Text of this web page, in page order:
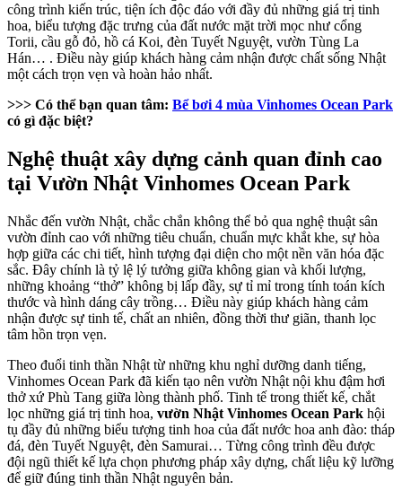
công trình kiến trúc, tiện ích độc đáo với đầy đủ những giá trị tinh
hoa, biểu tượng đặc trưng của đất nước mặt trời mọc như cổng
Torii, cầu gỗ đỏ, hồ cá Koi, đèn Tuyết Nguyệt, vườn Tùng La
Hán… . Điều này giúp khách hàng cảm nhận được chất sống Nhật
một cách trọn vẹn và hoàn hảo nhất.
>>> Có thể bạn quan tâm: Bể bơi 4 mùa Vinhomes Ocean Park
có gì đặc biệt?
Nghệ thuật xây dựng cảnh quan đỉnh cao
tại Vườn Nhật Vinhomes Ocean Park
Nhắc đến vườn Nhật, chắc chắn không thể bỏ qua nghệ thuật sân
vườn đỉnh cao với những tiêu chuẩn, chuẩn mực khắt khe, sự hòa
hợp giữa các chi tiết, hình tượng đại diện cho một nền văn hóa đặc
sắc. Đây chính là tỷ lệ lý tưởng giữa không gian và khối lượng,
những khoảng “thở” không bị lấp đầy, sự tỉ mỉ trong tính toán kích
thước và hình dáng cây trồng… Điều này giúp khách hàng cảm
nhận được sự tinh tế, chất an nhiên, đồng thời thư giãn, thanh lọc
tâm hồn trọn vẹn.
Theo đuổi tinh thần Nhật từ những khu nghỉ dưỡng danh tiếng,
Vinhomes Ocean Park đã kiến tạo nên vườn Nhật nội khu đậm hơi
thở xứ Phù Tang giữa lòng thành phố. Tinh tế trong thiết kế, chắt
lọc những giá trị tinh hoa, vườn Nhật Vinhomes Ocean Park hội
tụ đầy đủ những biểu tượng tinh hoa của đất nước hoa anh đào: tháp
đá, đèn Tuyết Nguyệt, đèn Samurai… Từng công trình đều được
đội ngũ thiết kế lựa chọn phương pháp xây dựng, chất liệu kỹ lưỡng
để giữ đúng tinh thần Nhật nguyên bản.